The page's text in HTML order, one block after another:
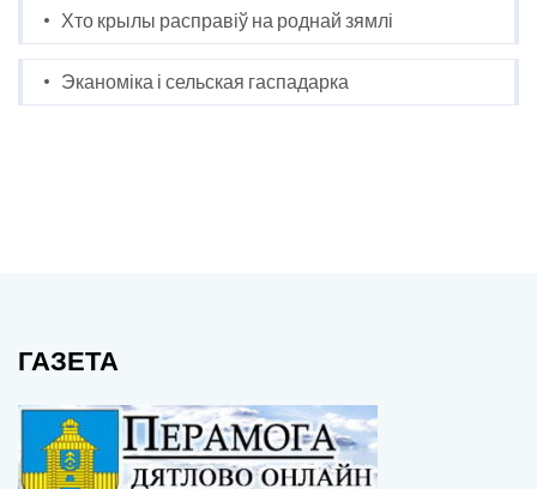
Хто крылы расправіў на роднай зямлі
Эканоміка і сельская гаспадарка
ГАЗЕТА